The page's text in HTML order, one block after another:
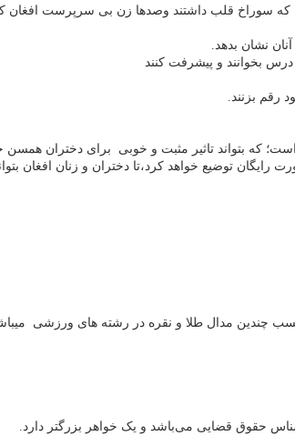
سوراخ قلب داشتند وصدها زن بی سرپرست افغان
نشان بدهد.
بخوانند و پیشرفت کنند
رقم بزنند.
که بتواند تاثیر مثبت و خوبی برای دختران
توضیع خواهد کرد،تا دختران و زنان افغان
چندین مدال طلا و نقره در رشته های ورزشی